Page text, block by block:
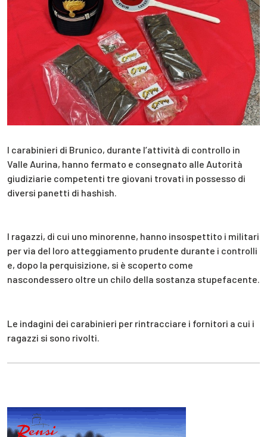
I carabinieri di Brunico, durante l’attività di controllo in
Valle Aurina, hanno fermato e consegnato alle Autorità
giudiziarie competenti tre giovani trovati in possesso di
diversi panetti di hashish.
I ragazzi, di cui uno minorenne, hanno insospettito i militari
per via del loro atteggiamento prudente durante i controlli
e, dopo la perquisizione, si è scoperto come
nascondessero oltre un chilo della sostanza stupefacente.
Le indagini dei carabinieri per rintracciare i fornitori a cui i
ragazzi si sono rivolti.